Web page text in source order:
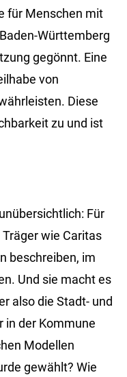
für Menschen mit
Württemberg
gegönnt. Eine
von
Diese
zu und ist
Für
wie Caritas
beschreiben, im
Und sie macht es
also die Stadt- und
in der Kommune
Modellen
gewählt? Wie